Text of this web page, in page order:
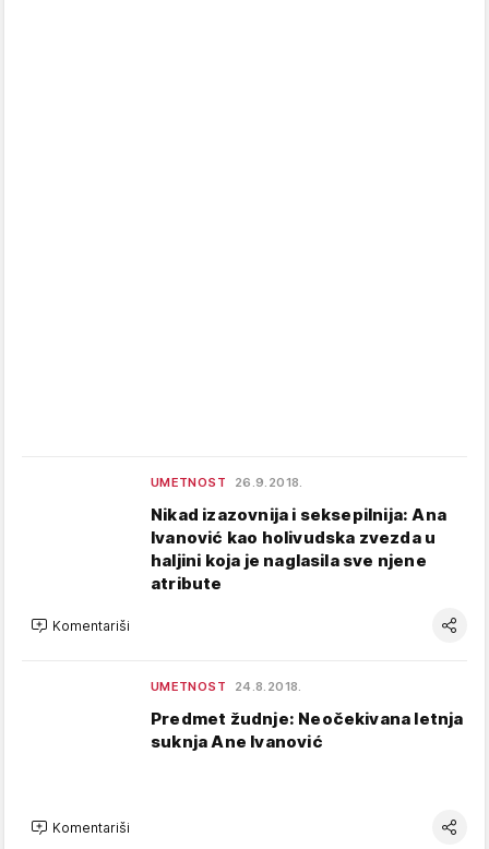
UMETNOST 26.9.2018.
Nikad izazovnija i seksepilnija: Ana
Ivanović kao holivudska zvezda u
haljini koja je naglasila sve njene
atribute
Komentariši
UMETNOST 24.8.2018.
Predmet žudnje: Neočekivana letnja
suknja Ane Ivanović
Komentariši